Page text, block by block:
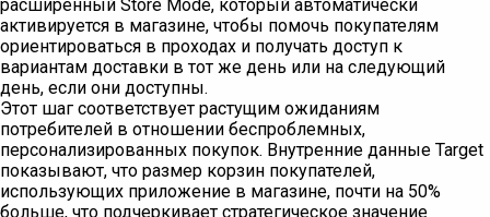
расширенный Store Mode, который автоматически
активируется в магазине, чтобы помочь покупателям
ориентироваться в проходах и получать доступ к
вариантам доставки в тот же день или на следующий
день, если они доступны.
Этот шаг соответствует растущим ожиданиям
потребителей в отношении беспроблемных,
персонализированных покупок. Внутренние данные Target
показывают, что размер корзин покупателей,
использующих приложение в магазине, почти на 50%
больше, что подчеркивает стратегическое значение